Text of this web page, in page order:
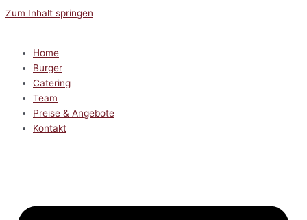
Zum Inhalt springen
Home
Burger
Catering
Team
Preise & Angebote
Kontakt